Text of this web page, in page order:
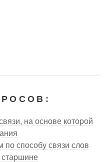
на основе которой
способу связи слов
старшине